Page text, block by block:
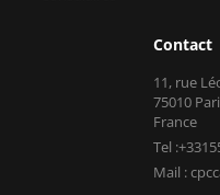
Contact
11, rue
75010
France
Tel
Mail :